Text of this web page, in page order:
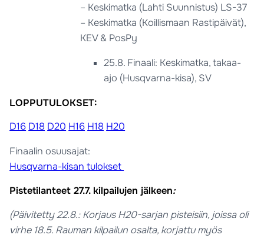
– Keskimatka (Lahti Suunnistus) LS-37
– Keskimatka (Koillismaan Rastipäivät),
KEV & PosPy
25.8. Finaali: Keskimatka, takaa-
ajo (Husqvarna-kisa), SV
LOPPUTULOKSET:
D16 D18 D20 H16 H18 H20
Finaalin osuusajat:
Husqvarna-kisan tulokset
Pistetilanteet 27.7. kilpailujen jälkeen:
(Päivitetty 22.8.: Korjaus H20-sarjan pisteisiin, joissa oli
virhe 18.5. Rauman kilpailun osalta, korjattu myös